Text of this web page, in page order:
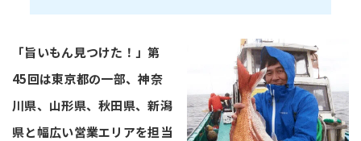
「旨いもん見つけた！」第
45回は東京都の一部、神奈
川県、山形県、秋田県、新潟
県と幅広い営業エリアを担当